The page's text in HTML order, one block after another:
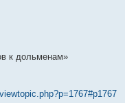
к дольменам»
viewtopic.php?p=1767#p1767